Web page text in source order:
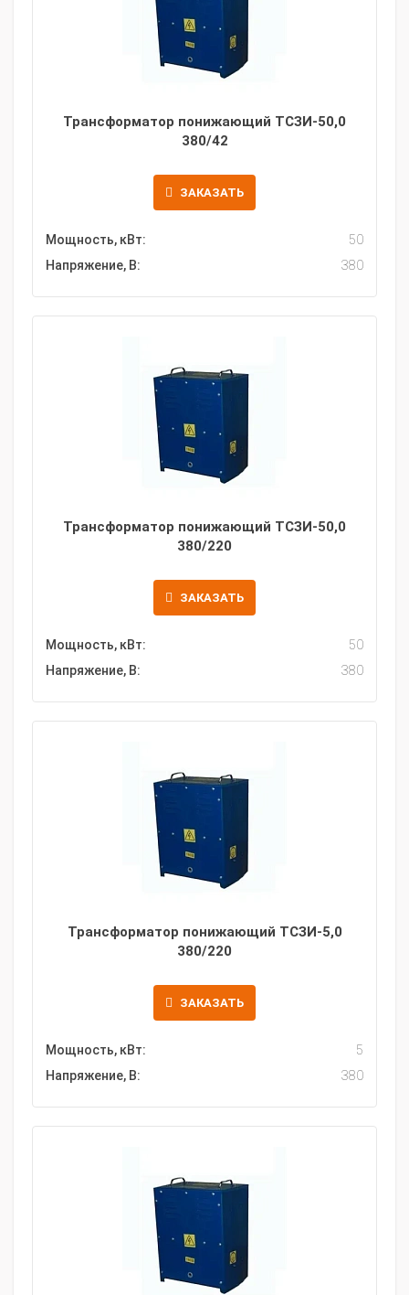
Трансформатор понижающий ТСЗИ-50,0
380/42
ЗАКАЗАТЬ
Мощность, кВт:
50
Напряжение, В:
380
Трансформатор понижающий ТСЗИ-50,0
380/220
ЗАКАЗАТЬ
Мощность, кВт:
50
Напряжение, В:
380
Трансформатор понижающий ТСЗИ-5,0
380/220
ЗАКАЗАТЬ
Мощность, кВт:
5
Напряжение, В:
380